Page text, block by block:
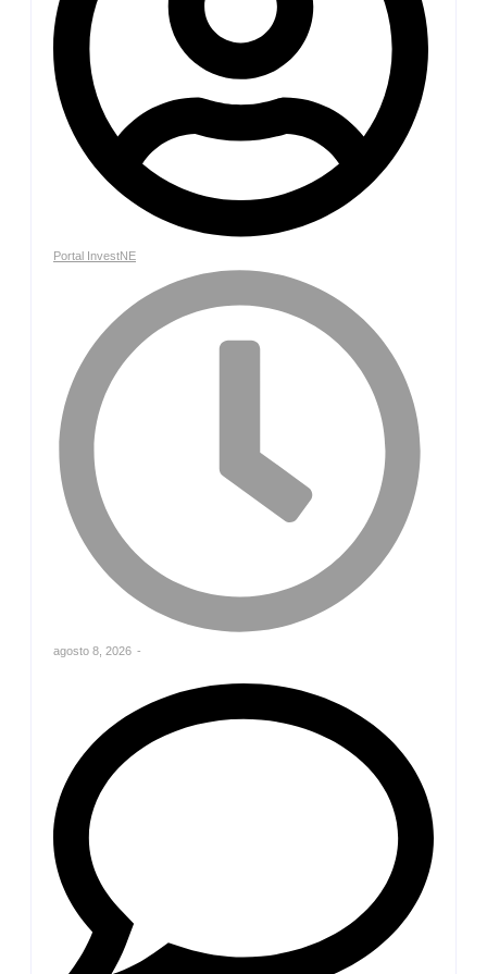
Portal InvestNE
agosto 8, 2026 -